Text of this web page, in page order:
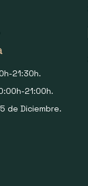
21:30h.
21:00h.
de Diciembre.